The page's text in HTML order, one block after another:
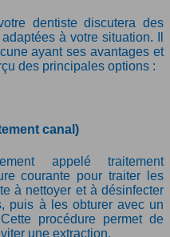
dentiste discutera des
à votre situation. Il
ayant ses avantages et
des principales options :
canal)
appelé traitement
courante pour traiter les
à nettoyer et à désinfecter
puis à les obturer avec un
procédure permet de
une extraction.